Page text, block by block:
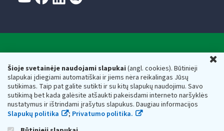
Šioje svetainėje naudojami slapukai(angl. cookies). Būtinieji
slapukai įdiegiami automatiškai ir jiems nėra reikalingas Jūsų
sutikimas. Taip pat galite sutikti ir su kitų slapukų naudojimu. Savo
sutikimą bet kada galėsite atšaukti pakeisdami interneto naršyklės
nustatymus ir ištrindami įrašytus slapukus. Daugiau informacijos
Slapukų politika
; Privatumo politika.
Respublikos finansų ministerijos
Biudžetinė įstaiga. Juridinio asmens kodas — 188659752,
adresas: Vasario 16-osios g. 14, 01107 Vilnius, Lietuva, el.paštas:
vmi@vmi.lt, E. pristatymo dėžutės adresas 188659752
Duomenys apie Valstybinę mokesčių inspekciją prie Lietuvos
Respublikos finansų ministerijos kaupiami ir saugomi Juridinių